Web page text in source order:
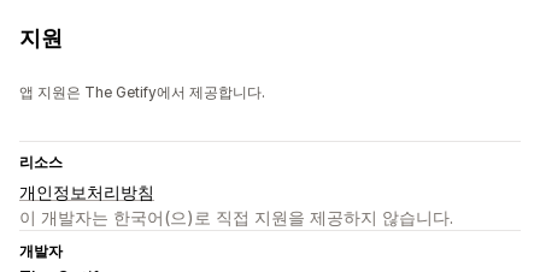
지원
앱 지원은 The Getify에서 제공합니다.
리소스
개인정보처리방침
이 개발자는 한국어(으)로 직접 지원을 제공하지 않습니다.
개발자